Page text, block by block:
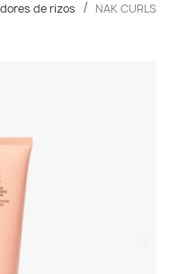
de rizos
NAK CURLS